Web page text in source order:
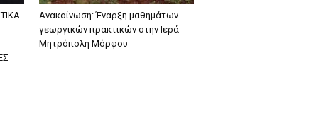
Ανακοίνωση: Έναρξη μαθημάτων
γεωργικών πρακτικών στην Ιερά
Μητρόπολη Μόρφου